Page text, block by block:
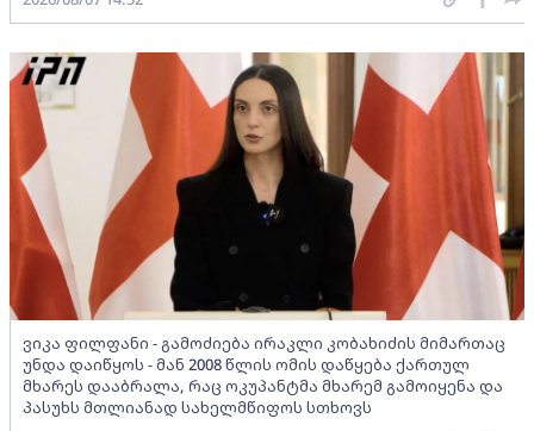
ვიკა ფილფანი - გამოძიება ირაკლი კობახიძის მიმართაც
უნდა დაიწყოს - მან 2008 წლის ომის დაწყება ქართულ
მხარეს დააბრალა, რაც ოკუპანტმა მხარემ გამოიყენა და
პასუხს მთლიანად სახელმწიფოს სთხოვს